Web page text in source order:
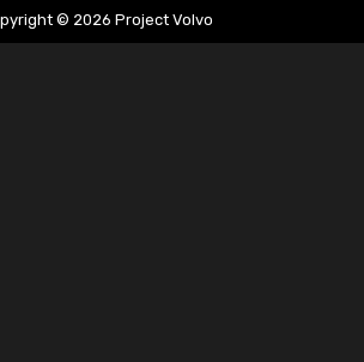
© 2026 Project Volvo